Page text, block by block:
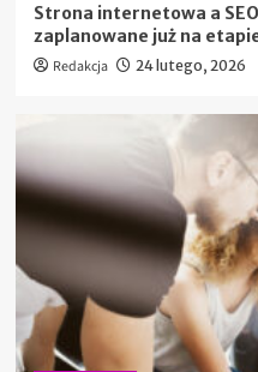
Strona internetowa a
zaplanowane już na
Redakcja 24 lutego, 2026